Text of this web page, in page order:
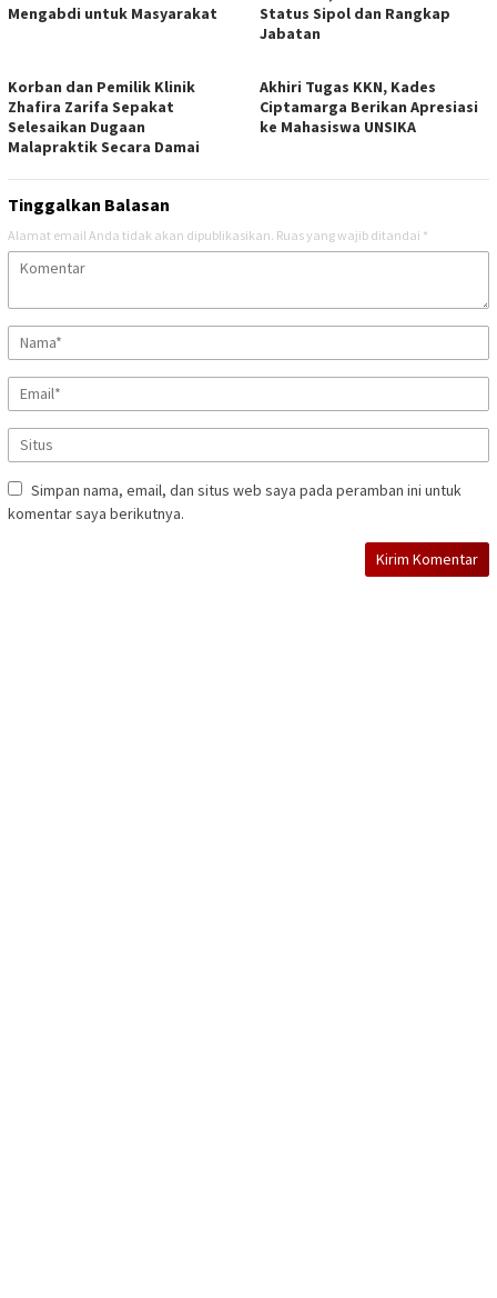
Mengabdi untuk Masyarakat
Status Sipol dan Rangkap
Jabatan
Korban dan Pemilik Klinik
Zhafira Zarifa Sepakat
Selesaikan Dugaan
Malapraktik Secara Damai
Akhiri Tugas KKN, Kades
Ciptamarga Berikan Apresiasi
ke Mahasiswa UNSIKA
Tinggalkan Balasan
Alamat email Anda tidak akan dipublikasikan. Ruas yang wajib ditandai *
Simpan nama, email, dan situs web saya pada peramban ini untuk
komentar saya berikutnya.